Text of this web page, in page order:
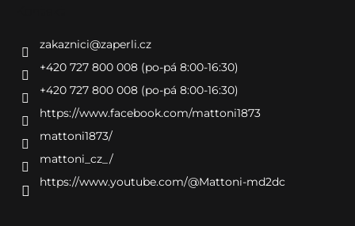
zakaznici@zaperli.cz
+420 727 800 008 (po-pá 8:00-16:30)
+420 727 800 008 (po-pá 8:00-16:30)
https://www.facebook.com/mattoni1873
mattoni1873/
mattoni_cz_/
https://www.youtube.com/@Mattoni-md2dc